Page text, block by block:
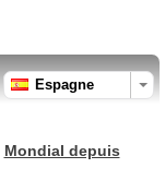
Espagne
Mondial depuis